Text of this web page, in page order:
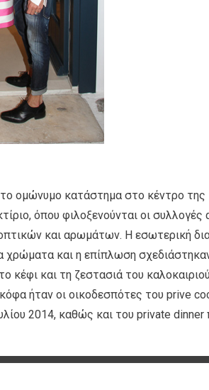
ομώνυμο κατάστημα στο κέντρο
όπου φιλοξενούνται οι συλλογές
και αρωμάτων. Η εσωτερική
χρώματα και η επίπλωση
κέφι και τη ζεστασιά του
ήταν οι οικοδεσπότες του prive
2014, καθώς και του private